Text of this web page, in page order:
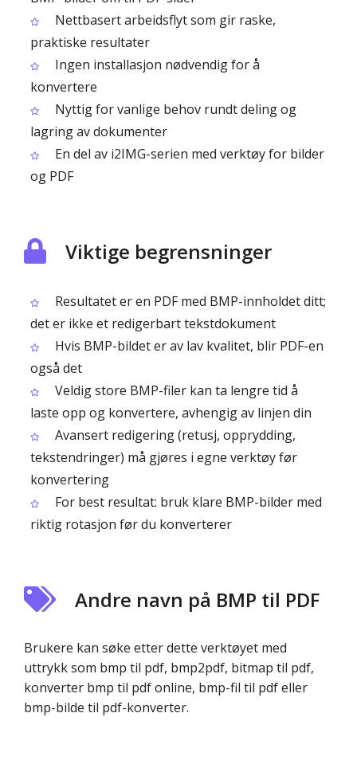
Nettbasert arbeidsflyt som gir raske,
praktiske resultater
Ingen installasjon nødvendig for å
konvertere
Nyttig for vanlige behov rundt deling og
lagring av dokumenter
En del av i2IMG-serien med verktøy for bilder
og PDF
Viktige begrensninger
Resultatet er en PDF med BMP-innholdet ditt;
det er ikke et redigerbart tekstdokument
Hvis BMP-bildet er av lav kvalitet, blir PDF-en
også det
Veldig store BMP-filer kan ta lengre tid å
laste opp og konvertere, avhengig av linjen din
Avansert redigering (retusj, opprydding,
tekstendringer) må gjøres i egne verktøy før
konvertering
For best resultat: bruk klare BMP-bilder med
riktig rotasjon før du konverterer
Andre navn på BMP til PDF
Brukere kan søke etter dette verktøyet med
uttrykk som bmp til pdf, bmp2pdf, bitmap til pdf,
konverter bmp til pdf online, bmp-fil til pdf eller
bmp-bilde til pdf-konverter.